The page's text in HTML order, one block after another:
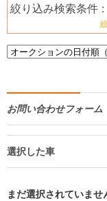
絞り込み検索条件 :
お問い合わせフォーム
選択した車
まだ選択されていませ